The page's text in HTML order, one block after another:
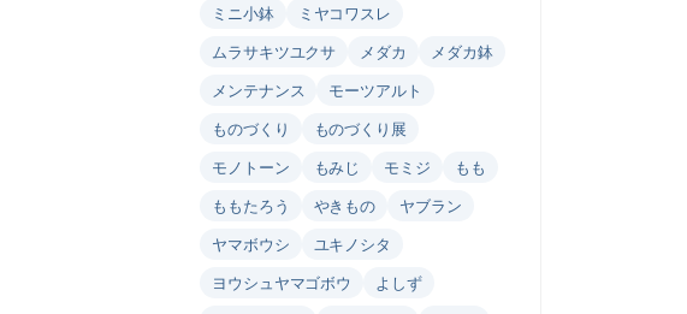
ミニ小鉢
ミヤコワスレ
ムラサキツユクサ
メダカ
メダカ鉢
メンテナンス
モーツアルト
ものづくり
ものづくり展
モノトーン
もみじ モミジ
もも
ももたろう
やきもの
ヤブラン
ヤマボウシ
ユキノシタ
ヨウシュヤマゴボウ
よしず